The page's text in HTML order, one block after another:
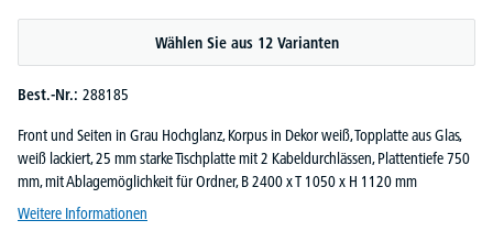
Wählen Sie aus 12 Varianten
Best.-Nr.: 288185
Front und Seiten in Grau Hochglanz, Korpus in Dekor weiß, Topplatte aus Glas,
weiß lackiert, 25 mm starke Tischplatte mit 2 Kabeldurchlässen, Plattentiefe 750
mm, mit Ablagemöglichkeit für Ordner, B 2400 x T 1050 x H 1120 mm
Weitere Informationen